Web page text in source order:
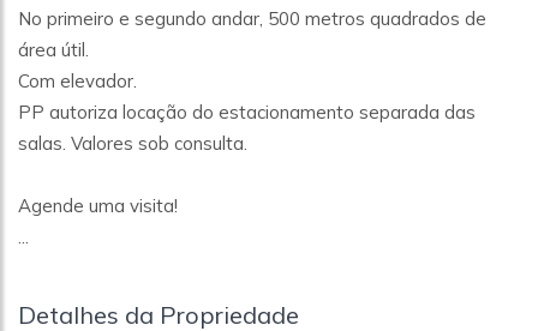
No primeiro e segundo andar, 500 metros quadrados de
área útil.
Com elevador.
PP autoriza locação do estacionamento separada das
salas. Valores sob consulta.
Agende uma visita!
...
Detalhes da Propriedade